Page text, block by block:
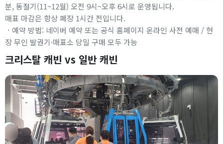
분, 동절기(11~12월) 오전 9시~오후 6시로 운영됩니다.
매표 마감은 항상 폐장 1시간 전입니다.
ㆍ예약 방법: 네이버 예약 또는 공식 홈페이지 온라인 사전 예매 / 현
장 무인 발권기·매표소 당일 구매 모두 가능
크리스탈 캐빈 vs 일반 캐빈